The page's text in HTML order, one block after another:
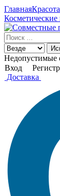
Главная
Недопустимые
Вход
Доставка